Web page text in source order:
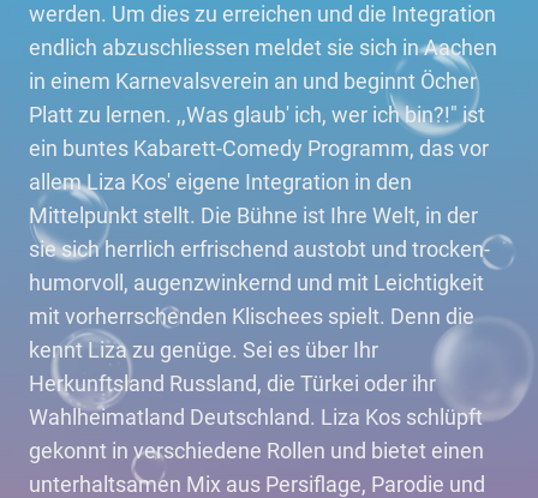
werden. Um dies zu erreichen und die Integration
endlich abzuschliessen meldet sie sich in Aachen
in einem Karnevalsverein an und beginnt Öcher
Platt zu lernen. ,,Was glaub' ich, wer ich bin?!" ist
ein buntes Kabarett-Comedy Programm, das vor
allem Liza Kos' eigene Integration in den
Mittelpunkt stellt. Die Bühne ist Ihre Welt, in der
sie sich herrlich erfrischend austobt und trocken-
humorvoll, augenzwinkernd und mit Leichtigkeit
mit vorherrschenden Klischees spielt. Denn die
kennt Liza zu genüge. Sei es über Ihr
Herkunftsland Russland, die Türkei oder ihr
Wahlheimatland Deutschland. Liza Kos schlüpft
gekonnt in verschiedene Rollen und bietet einen
unterhaltsamen Mix aus Persiflage, Parodie und